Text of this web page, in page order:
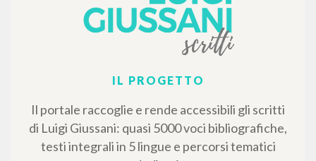
1995
Spagnolo
Luogo di edizione : Madrid
Pagine: 16